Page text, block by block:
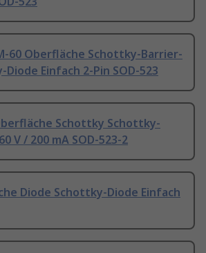
60 Oberfläche Schottky-Barrier-
Einfach 2-Pin SOD-523
Schottky Schottky-
V / 200 mA SOD-523-2
Diode Schottky-Diode Einfach